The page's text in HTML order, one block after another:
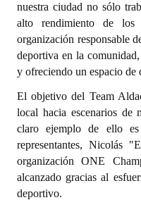
Proyectos Presentados
Dictámenes Asesoría
Actas de Sesión
Informes de Unidad
Ejecución Presupuestaria
Actas de Audiencias
NORMATIVA
nuestra ciudad no sólo
alto rendimiento de los
organización responsable
deportiva en la
y ofreciendo un espacio de
El objetivo del Team
local hacia escenarios de
claro ejemplo de ello
representantes, Nicolás
organización ONE
alcanzado gracias al
deportivo.